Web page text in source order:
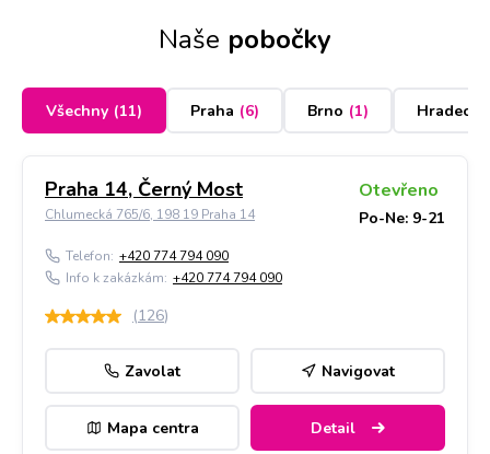
Naše pobočky
Všechny (11) Praha (6) Brno (1) Hradec
Praha 14, Černý Most
Chlumecká 765/6, 198 19 Praha 14
Otevřeno
Po-Ne: 9-21
Telefon: +420 774 794 090
Info k zakázkám: +420 774 794 090
(126)
Zavolat Navigovat
Mapa centra Detail